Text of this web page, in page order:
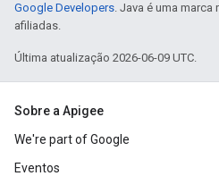
Google Developers. Java é uma
afiliadas.
Última atualização 2026-06-09 UTC.
Sobre a Apigee
We're part of Google
Eventos